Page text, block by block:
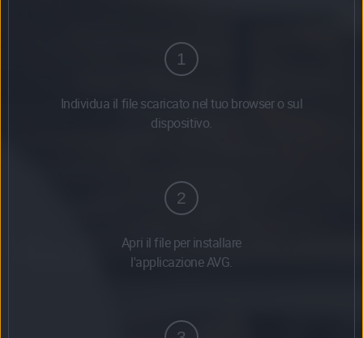
1
Individua il file scaricato nel tuo browser o sul
dispositivo.
2
Apri il file per installare
l'applicazione AVG.